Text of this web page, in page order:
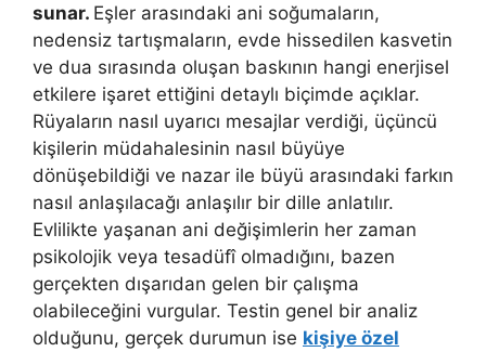
sunar. Eşler arasındaki ani soğumaların,
nedensiz tartışmaların, evde hissedilen kasvetin
ve dua sırasında oluşan baskının hangi enerjisel
etkilere işaret ettiğini detaylı biçimde açıklar.
Rüyaların nasıl uyarıcı mesajlar verdiği, üçüncü
kişilerin müdahalesinin nasıl büyüye
dönüşebildiği ve nazar ile büyü arasındaki farkın
nasıl anlaşılacağı anlaşılır bir dille anlatılır.
Evlilikte yaşanan ani değişimlerin her zaman
psikolojik veya tesadüfî olmadığını, bazen
gerçekten dışarıdan gelen bir çalışma
olabileceğini vurgular. Testin genel bir analiz
olduğunu, gerçek durumun ise kişiye özel